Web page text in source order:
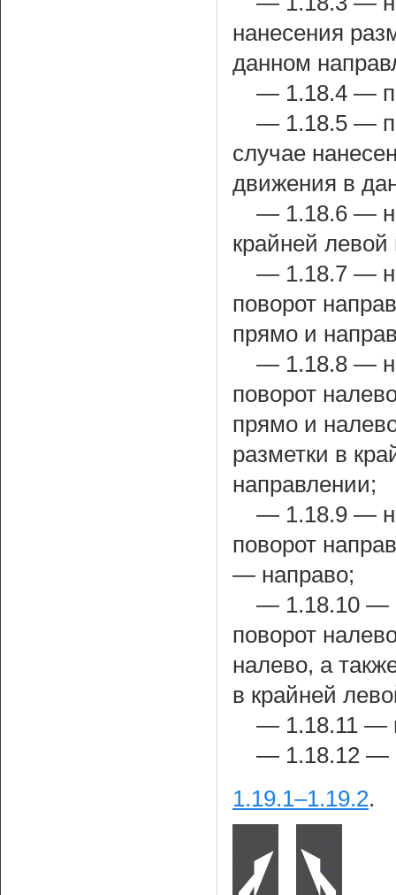
нанесения
данном
— 1.18.4 —
— 1.18.5 —
случае
движения в
— 1.18.6 —
крайней
— 1.18.7 —
поворот
прямо и
— 1.18.8 —
поворот
прямо и
разметки в
направлении;
— 1.18.9 —
поворот
— направо;
— 1.18.10 —
поворот
налево, а
в крайней
— 1.18.11 —
— 1.18.12 —
1.19.1–1.19.2.